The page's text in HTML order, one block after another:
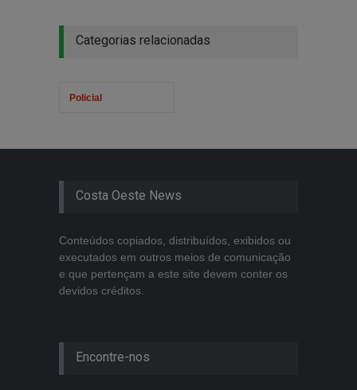
Categorias relacionadas
Policial
Costa Oeste News
Conteúdos copiados, distribuídos, exibidos ou
executados em outros meios de comunicação
e que pertençam a este site devem conter os
devidos créditos.
Encontre-nos